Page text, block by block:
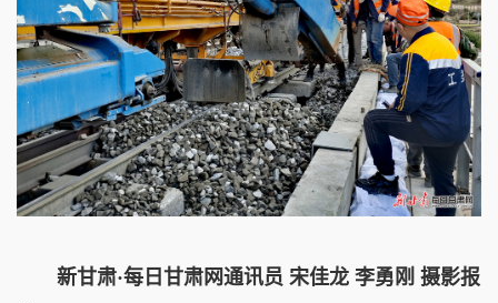
新甘肃·每日甘肃网通讯员 宋佳龙 李勇刚 摄影报